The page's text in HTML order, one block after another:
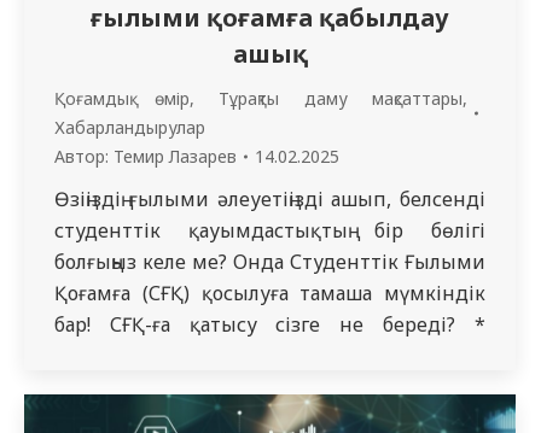
ғылыми қоғамға қабылдау
ашық
Қоғамдық өмір, Тұрақты даму мақсаттары,
Хабарландырулар
Автор: Темир Лазарев 14.02.2025
Өзіңіздің ғылыми әлеуетіңізді ашып, белсенді
студенттік қауымдастықтың бір бөлігі
болғыңыз келе ме? Онда Студенттік Ғылыми
Қоғамға (СҒҚ) қосылуға тамаша мүмкіндік
бар! СҒҚ-ға қатысу сізге не береді? *
Университеттің ғылыми қоғамының маңызды